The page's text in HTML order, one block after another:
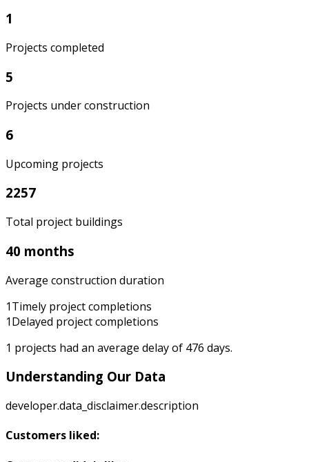
1
Projects completed
5
Projects under construction
6
Upcoming projects
2257
Total project buildings
40 months
Average construction duration
1Timely project completions
1Delayed project completions
1 projects had an average delay of 476 days.
Understanding Our Data
developer.data_disclaimer.description
Customers liked: